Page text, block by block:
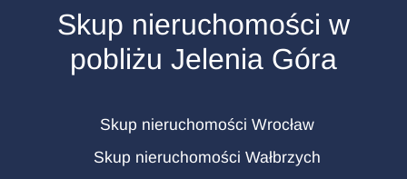
Skup nieruchomości w
pobliżu Jelenia Góra
Skup nieruchomości Wrocław
Skup nieruchomości Wałbrzych